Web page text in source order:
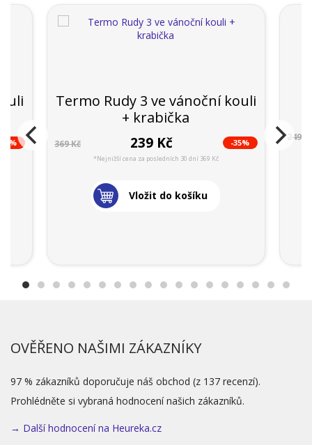
Termo Rudy 3 ve vánoční kouli
+ krabička
369 Kč 239 Kč -35%
*Nejnižší cena za posledních 30 dní 369 Kč
Vložit do košíku
249
OVĚŘENO NAŠIMI ZÁKAZNÍKY
97 % zákazníků doporučuje náš obchod (z 137 recenzí).
Prohlédněte si vybraná hodnocení našich zákazníků.
→ Další hodnocení na Heureka.cz